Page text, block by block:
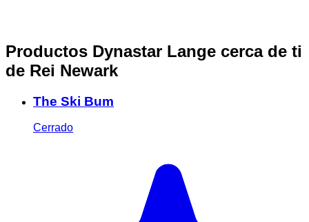
Productos Dynastar Lange cerca de ti
de Rei Newark
The Ski Bum
Cerrado